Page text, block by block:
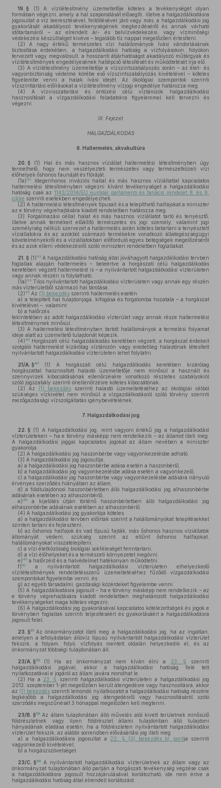
19. § (1) A vízilétesítmény üzemeltetője köteles a tevékenységét olyan
formában végezni, amely a hal szaporodását elősegíti, illetve a halgazdálkodásra
jogosultat a víz leeresztésével, feltöltésével járó vagy más, a halgazdálkodási jog
gyakorlását akadályozó tevékenységének megkezdéséről és annak várható
időtartamáról – az elrendelt ár- és belvízvédekezési, vagy vízminőségi
védekezési készültséget kivéve – legalább tíz nappal megelőzően értesíteni.
(2) A nagy értékű természetes vízi halállományok ívási vándorlásának
biztosítása érdekében, a halgazdálkodási hatóság a vízfolyásokon, folyókon
tervezett vagy megvalósult, a hosszanti átjárhatóságot akadályozó műtárgyak és
vízilétesítmények engedélyesének hallépcső létesítését és működtetését írja elő.
(3) A vízilétesítmény üzemeltetője a vízszintszabályozás során – az élet- és
vagyonbiztonság védelme körébe eső vízszintszabályozás kivételével – köteles
figyelembe venni a halak ívási idejét. Az ökológiai szempontok szerinti
vízszinttartási előírásokat a vízilétesítmény vízjogi engedélye határozza meg.
(4) A vízvisszatartási és öntözési célú víztározók halgazdálkodási
hasznosítását a vízgazdálkodási feladatokra figyelemmel kell tervezni és
végezni.
III. Fejezet
HALGAZDÁLKODÁS
6. Haltermelés, akvakultúra
20. § (1)
Hal és más hasznos víziállat haltermelési létesítményben úgy
termelhető, hogy nem veszélyezteti természetes vagy természetközeli vízi
élőhelyek őshonos faunáját és flóráját.
(1a)42
Idegenhonos inváziós hallal és más hasznos víziállattal kapcsolatos
haltermelési létesítményben végezni kívánt tevékenységet a halgazdálkodási
hatóság csak az1143/2014/EU európai parlamenti és tanácsi rendelet 8. és 9.
cikke szerinti esetekben engedélyezheti.
(2) A haltermelési létesítmények típusait és a telepíthető halfajokat a miniszter
az e törvény végrehajtására kiadott rendeletben határozza meg.
(3) Forgalmazási céllal halat és más hasznos víziállatot tartó és tenyésztő,
illetve annak termékeit előállító természetes és jogi személy, valamint jogi
személyiség nélküli szervezet a haltermelés során köteles betartani a tenyésztett
víziállatokra és az azokból származó termékekre vonatkozó állategészségügyi
követelményekről és a víziállatokban előforduló egyes betegségek megelőzéséről
és az azok elleni védekezésről szóló miniszteri rendeletben foglaltakat.
21. § (1)43 A halgazdálkodási hatóság által jóváhagyott halgazdálkodási tervben
foglaltak alapján haltermelés – beleértve a horgászati célú halgazdálkodás
keretében végzett haltermelést is – a nyilvántartott halgazdálkodási vízterületen
vagy annak részén is folytatható.
(1a)44 Tilos nyilvántartott halgazdálkodási vízterületen vagy annak egy részén
más vízterületből származó hal tárolása.
(2)45 Az (1) bekezdés szerinti haltermelés esetén
a) a telepített hal tulajdonjoga, kifogása és forgalomba hozatala – a horgászat
kivételével –, valamint
b) a halőrzés
tekintetében az adott halgazdálkodási vízterület vagy annak része haltermelési
létesítménynek minősül.
(3) A haltermelési létesítményben tartott halállományok a termelési folyamat
ideje alatt az üzemeltető tulajdonát képezik.
(4)46 Horgászati célú halgazdálkodás keretében végzett, a horgászat érdekeit
szolgáló haltermelést kizárólag víztározón vagy eredetileg halastónak létesített
nyilvántartott halgazdálkodási vízterületen lehet folytatni.
21/A. §47 (1) A horgászati célú halgazdálkodás keretében kizárólag
horgászattal hasznosított halastó üzemeltetője nem minősül a használt és
szennyvizek kibocsátásának ellenőrzésére vonatkozó részletes szabályokról
szóló jogszabály szerinti önellenőrzésre köteles kibocsátónak.
(2) Az (1) bekezdésszerinti halastó üzemeltetéséhez az ökológiai célból
szükséges vízkivétel nem minősül a vízgazdálkodásról szóló törvény szerinti
mezőgazdasági vízszolgáltatás igénybevételének.
7. Halgazdálkodási jog
22. § (1) A halgazdálkodási jog, mint vagyoni értékű jog a halgazdálkodási
vízterületeken – ha e törvény másképp nem rendelkezik – az államot illeti meg.
A halgazdálkodási joggal kapcsolatos jogokat az állam nevében a miniszter
gyakorolja.
(2) A halgazdálkodási jog haszonbérbe vagy vagyonkezelésbe adható.
(3) A halgazdálkodási jog jogosultja:
a) a halgazdálkodási jog haszonbérbe adása esetén a haszonbérlő,
b) a halgazdálkodási jog vagyonkezelésbe adása esetén a vagyonkezelő,
c) a halgazdálkodási jog haszonbérbe vagy vagyonkezelésbe adására irányuló
érvényes szerződés hiányában az állam,
d) a földtulajdonosi haszonbérletben álló halgazdálkodási jog alhaszonbérbe
adásának esetében az alhaszonbérlő,
e)48
a kijelölés útján történő haszonbérletben álló halgazdálkodási jog
alhaszonbérbe adásának esetében az alhaszonbérlő.
(4) A halgazdálkodási jog gyakorlója köteles
a) a halgazdálkodási tervben előírtak szerint a halállományokat telepítésekkel
szinten tartani és fejleszteni,
b) az őshonos halfajok és vad típusú fajták, más őshonos hasznos víziállatok
állományát védeni, szükség szerint az eltűnt őshonos halfajokat,
halállományokat visszatelepíteni,
c) a vízi életközösség biológiai sokféleségét fenntartani,
d) a vízi élőhelyeket és a természeti környezetet megóvni,
e)49 a halőrzést és a halvédelmet hatékonyan működtetni,
f)50
a nyilvántartott halgazdálkodási vízterületen elhelyezkedő
vízilétesítmények rendeltetésszerű üzemeltetéséhez fűződő vízgazdálkodási
szempontokat figyelembe venni, és
g) az egyéb társadalmi, gazdasági közérdeket figyelembe venni.
(5) A halgazdálkodásra jogosult – ha e törvény másképp nem rendelkezik – az
e törvény végrehajtására kiadott rendeletben meghatározott halgazdálkodási
tevékenységeket maga köteles végezni.
(6) A halgazdálkodási jog gyakorlásával kapcsolatos kötelezettségek és jogok e
törvényben foglaltak szerinti teljesítéséért és gyakorlásáért a halgazdálkodásra
jogosult felel.
23. §51 Az önkormányzatot illeti meg a halgazdálkodási jog, ha az ingatlan,
amelyen a lefolyástalan állóvíz típusú nyilvántartott halgazdálkodási vízterület
fekszik, a folyam, folyó, vízfolyás mentett oldalán helyezkedik el, és az
önkormányzat többségi tulajdonában áll.
23/A. §52 (1) Ha az önkormányzat nem kíván élni a 23. § szerinti
halgazdálkodási jogával, akkor a halgazdálkodási hatóság felé tett
nyilatkozatával e jogáról az állam javára mondhat le.
(2) Ha a 23. §
szerinti halgazdálkodási vízterületen a halgazdálkodási jog
2013. szeptember 1-jét megelőzően került átengedésre vagy hasznosításra, akkor
az (1) bekezdés szerinti lemondó nyilatkozatot a halgazdálkodási hatóság részére
legkésőbb a halgazdálkodási jog átengedésről vagy hasznosításáról szóló
szerződés megszűnését 3 hónappal megelőzően kell megtenni.
23/B. §53 Az állam tulajdonában álló művelés alól kivett területnek minősülő
földrészletnek vagy ilyen földrészlet állami tulajdonban álló tulajdoni
hányadának eladása esetén, ha a földrészleten nyilvántartott halgazdálkodási
vízterület fekszik, az alábbi sorrendben elővásárlási jog illeti meg
a) a halgazdálkodásra jogosultat a 22. § (3) bekezdés b) pontja szerinti
vagyonkezelő kivételével;
b) a horgászszövetséget.
23/C. §54 A nyilvántartott halgazdálkodási vízterületnek az állam vagy az
önkormányzat tulajdonában álló partján a horgászati tevékenység végzése csak
a halgazdálkodásra jogosult hozzájárulásával korlátozható, ide nem értve a
halgazdálkodási hatóság által elrendelt korlátozást.